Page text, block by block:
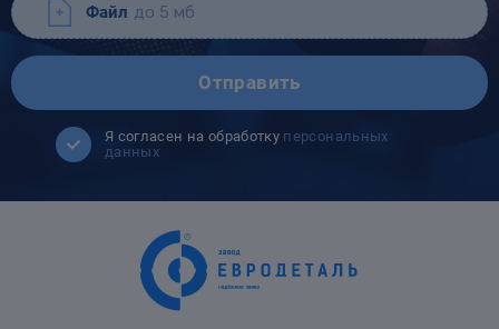
Файл до 5 мб
Отправить
Я согласен на обработку персональных
данных